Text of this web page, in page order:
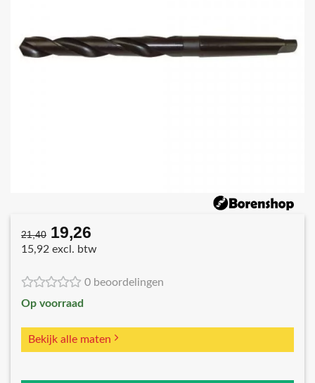
21,40 Oorspronkelijke
prijs
€21,40.
19,26
prijs
€19,26.
15,92 excl. btw
0 beoordelingen
Op voorraad
Bekijk alle maten